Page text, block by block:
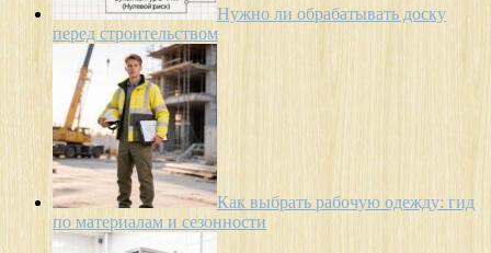
Нужно ли обрабатывать доску
перед строительством
Как выбрать рабочую одежду: гид
по материалам и сезонности